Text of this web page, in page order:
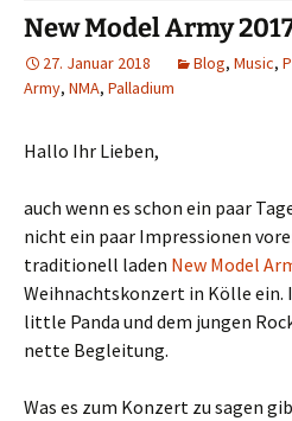
New Model Army
27. Januar 2018 Blog, Music,
Army, NMA, Palladium
Hallo Ihr Lieben,
auch wenn es schon ein paar
nicht ein paar Impressionen
traditionell laden New Model
Weihnachtskonzert in Kölle ein.
little Panda und dem jungen
nette Begleitung.
Was es zum Konzert zu sagen